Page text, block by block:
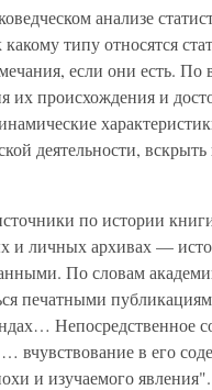
анализе
какому типу относятся
если они есть. По
их происхождения и
деятельности,
по истории
и личных архивах —
По словам
печатными
Непосредственное
вчувствование в его
и изучаемого явления".